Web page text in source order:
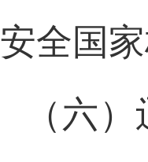
安全国
（六